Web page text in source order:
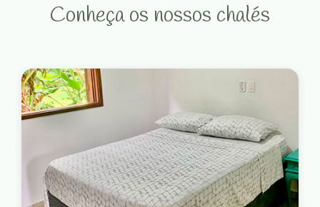
Conheça os nossos chalés